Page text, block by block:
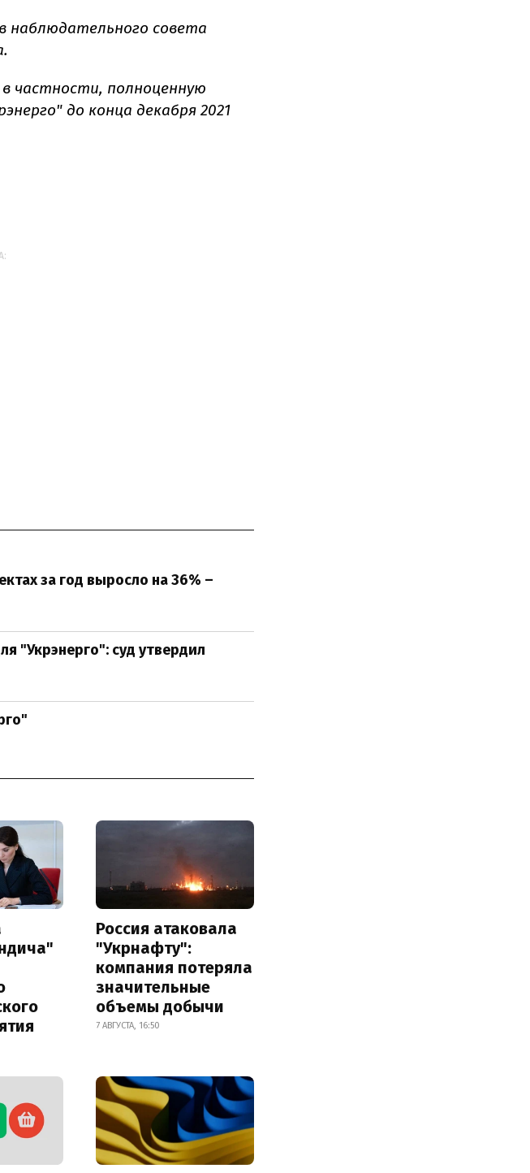
наблюдательного совета
частности, полноценную
до конца декабря 2021
за год выросло на 36% –
"Укрэнерго": суд утвердил
Россия атаковала
"Укрнафту":
компания потеряла
значительные
объемы добычи
7 АВГУСТА, 16:50